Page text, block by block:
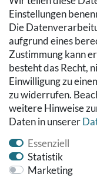
Einstellungen
Die
aufgrund eines
Zustimmung kann
besteht das Recht,
Einwilligung zu
zu widerrufen.
weitere Hinweise
Daten in unserer
Essenziell
Statistik
Marketing
Kontakt
AGB
Impressum
Hinweise zur
Widerrufs­recht
Vertrag widerrufen